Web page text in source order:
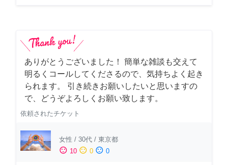
ありがとうございました！ 簡単な雑談も交えて
明るくコールしてくださるので、気持ちよく起き
られます。 引き続きお願いしたいと思いますの
で、どうぞよろしくお願い致します。
依頼されたチケット
女性 / 30代 / 東京都
sentiment_satisfied 10 sentiment_neutral 0 sentiment_dissatisfied 0